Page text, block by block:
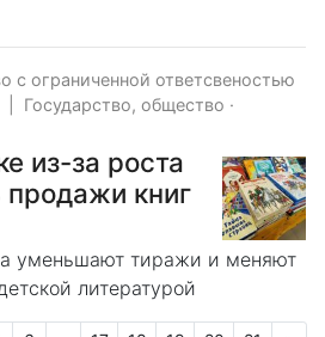
с ограниченной ответсвеностью
Государство, общество ·
из-за роста
продажи книг
уменьшают тиражи и меняют
литературой